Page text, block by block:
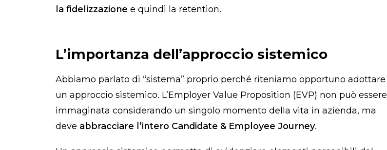
la fidelizzazione e quindi la retention.
L’importanza dell’approccio sistemico
Abbiamo parlato di “sistema” proprio perché riteniamo opportuno adottare
un approccio sistemico. L’Employer Value Proposition (EVP) non può essere
immaginata considerando un singolo momento della vita in azienda, ma
deve abbracciare l’intero Candidate & Employee Journey.